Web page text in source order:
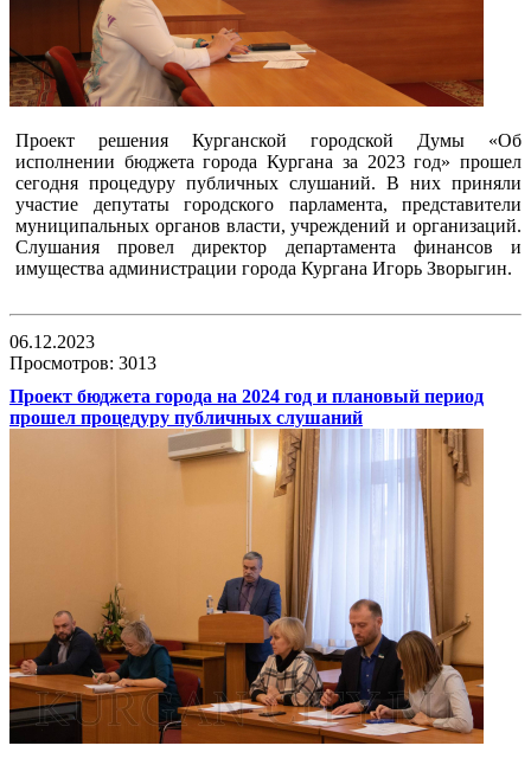
Проект решения Курганской городской Думы «Об
исполнении бюджета города Кургана за 2023 год» прошел
сегодня процедуру публичных слушаний. В них приняли
участие депутаты городского парламента, представители
муниципальных органов власти, учреждений и организаций.
Слушания провел директор департамента финансов и
имущества администрации города Кургана Игорь Зворыгин.
06.12.2023
Просмотров: 3013
Проект бюджета города на 2024 год и плановый период
прошел процедуру публичных слушаний